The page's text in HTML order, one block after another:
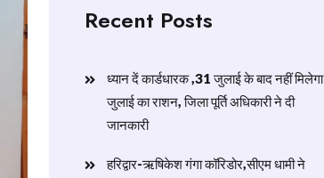
Recent Posts
ध्यान दें कार्डधारक ,31 जुलाई के बाद नहीं मिलेगा
जुलाई का राशन, जिला पूर्ति अधिकारी ने दी
जानकारी
हरिद्वार-ऋषिकेश गंगा कॉरिडोर,सीएम धामी ने